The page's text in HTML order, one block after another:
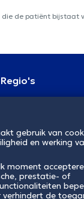
de patiënt bijstaat
Regio's
Brussel
Charleroi
Luik
Namen
Leuven
Mons
gebruik van
en werking
moment
prestatie- of
verhindert de